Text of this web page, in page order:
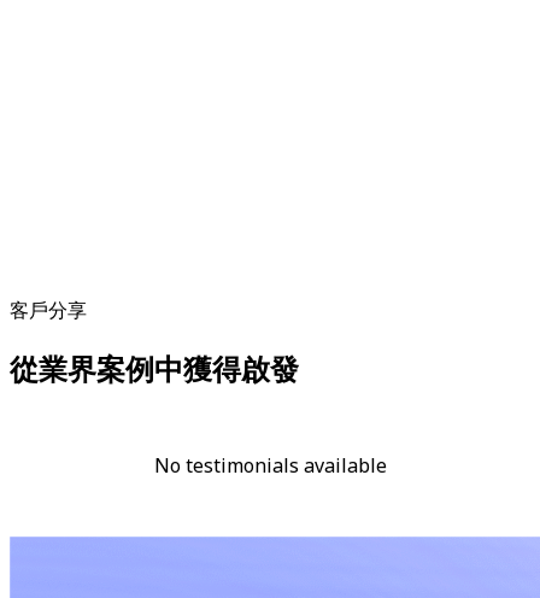
客戶分享
從業界案例中獲得啟發
No testimonials available